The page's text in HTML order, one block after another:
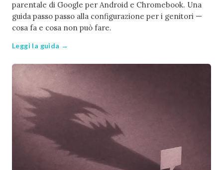
parentale di Google per Android e Chromebook. Una
guida passo passo alla configurazione per i genitori —
cosa fa e cosa non può fare.
Leggi la guida →